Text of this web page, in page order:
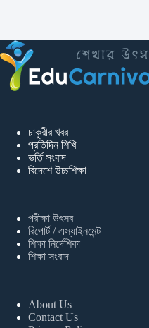
চাকুরীর খবর
প্রতিদিন শিখি
ভর্তি সংবাদ
বিদেশে উচ্চশিক্ষা
পরীক্ষা উৎসব
রিপোর্ট / এস্যাইনমেন্ট
শিক্ষা নির্দেশিকা
শিক্ষা সংবাদ
About Us
Contact Us